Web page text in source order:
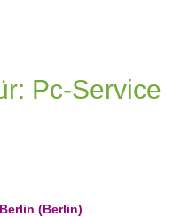
Pc-Service
(Berlin)